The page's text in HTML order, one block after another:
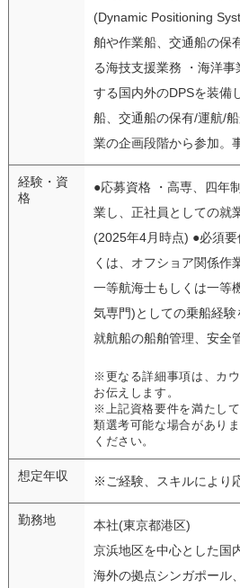
(Dynamic Positioning
舶や作業船、交通船の保
る海技支援業務 ・海洋
する国内外のDPSを装備
船、交通船の保有/運航/
業の企画段階から参加。
経験・資
格
●応募資格 ・高専、四年
業し、正社員としての就
(2025年4月時点) ●必須
くは、オフショア関係作
一等航海士もしくは一等
気専門)としての乗船経験
就航船の船舶管理、安全
※更なる詳細事項は、カ
お伝えします。
※上記資格要件を満たし
類選考可能な場合があり
ください。
想定年収 ※ご経験、スキルにより
勤務地
本社(東京都港区)
京浜地区を中心とした国
海外の拠点シンガポール